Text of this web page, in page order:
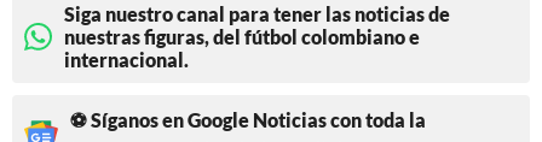
Siga nuestro canal para tener las noticias de
nuestras figuras, del fútbol colombiano e
internacional.
⚽ Síganos en Google Noticias con toda la